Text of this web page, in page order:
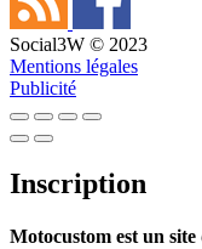
Social3W © 2023
Mentions légales
Publicité
Inscription
Motocustom est un